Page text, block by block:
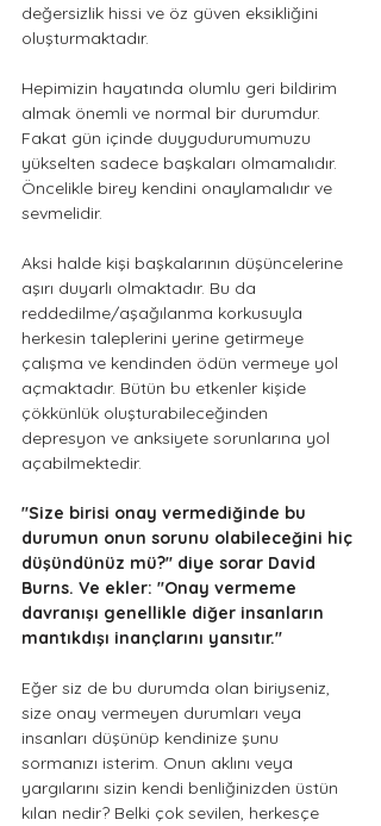
değersizlik hissi ve öz güven eksikliğini
oluşturmaktadır.
Hepimizin hayatında olumlu geri bildirim
almak önemli ve normal bir durumdur.
Fakat gün içinde duygudurumumuzu
yükselten sadece başkaları olmamalıdır.
Öncelikle birey kendini onaylamalıdır ve
sevmelidir.
Aksi halde kişi başkalarının düşüncelerine
aşırı duyarlı olmaktadır. Bu da
reddedilme/aşağılanma korkusuyla
herkesin taleplerini yerine getirmeye
çalışma ve kendinden ödün vermeye yol
açmaktadır. Bütün bu etkenler kişide
çökkünlük oluşturabileceğinden
depresyon ve anksiyete sorunlarına yol
açabilmektedir.
''Size birisi onay vermediğinde bu
durumun onun sorunu olabileceğini hiç
düşündünüz mü?'' diye sorar David
Burns. Ve ekler: ''Onay vermeme
davranışı genellikle diğer insanların
mantıkdışı inançlarını yansıtır.''
Eğer siz de bu durumda olan biriyseniz,
size onay vermeyen durumları veya
insanları düşünüp kendinize şunu
sormanızı isterim. Onun aklını veya
yargılarını sizin kendi benliğinizden üstün
kılan nedir? Belki çok sevilen, herkesçe